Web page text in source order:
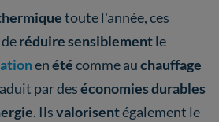
toute l'année, ces
réduire sensiblementle
enétécomme auchauffage
par deséconomies durables
. Ilsvalorisentégalement le